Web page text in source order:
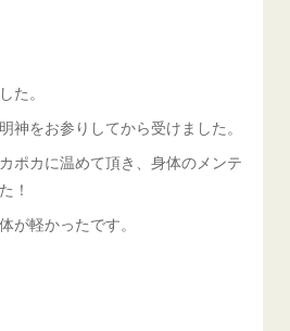
た。
神をお参りしてから受けました。
ポカに温めて頂き、身体のメンテ
！
が軽かったです。